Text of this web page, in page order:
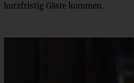
kurzfristig Gäste kommen.